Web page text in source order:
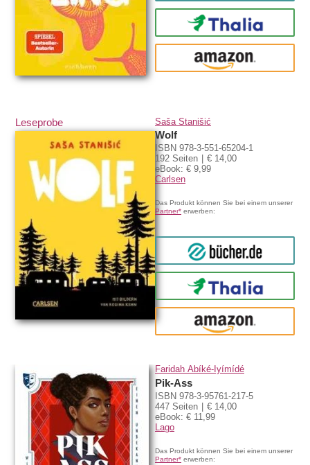
Thalia
amazon
Leseprobe Saša Stanišić
Wolf
ISBN 978-3-551-65204-1
192 Seiten
€ 14,00
eBook: € 9,99
Carlsen
Das Produkt können Sie bei einem unserer
Partner* erwerben:
bücher.de
Thalia
amazon
Faridah Àbíké-Íyímídé
Pik-Ass
ISBN 978-3-95761-217-5
447 Seiten
€ 14,00
eBook: € 11,99
Lago
Das Produkt können Sie bei einem unserer
Partner* erwerben: